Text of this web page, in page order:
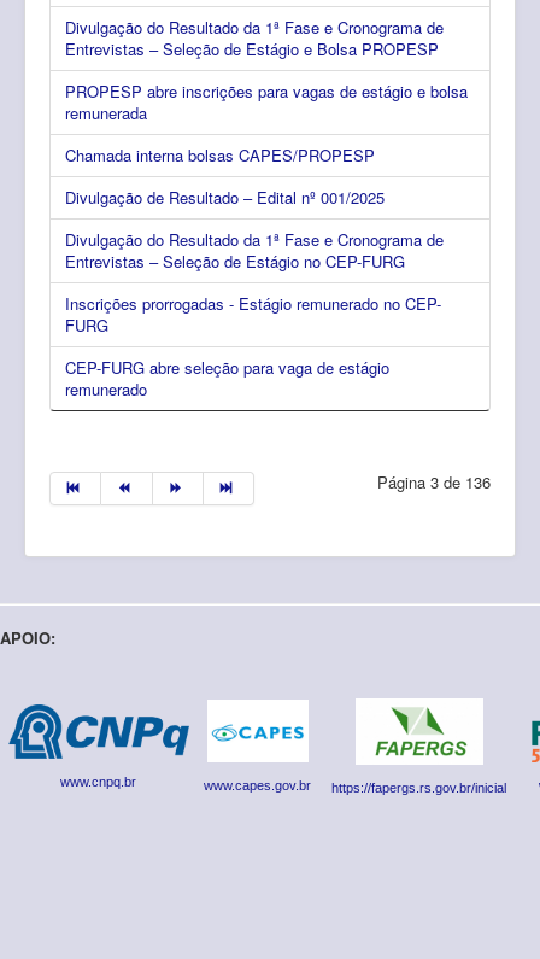
Divulgação do Resultado da 1ª Fase e Cronograma de
Entrevistas – Seleção de Estágio e Bolsa PROPESP
PROPESP abre inscrições para vagas de estágio e bolsa
remunerada
Chamada interna bolsas CAPES/PROPESP
Divulgação de Resultado – Edital nº 001/2025
Divulgação do Resultado da 1ª Fase e Cronograma de
Entrevistas – Seleção de Estágio no CEP-FURG
Inscrições prorrogadas - Estágio remunerado no CEP-
FURG
CEP-FURG abre seleção para vaga de estágio
remunerado
Página 3 de 136
APOIO:
www.cnpq.br www.capes.gov.br https://fapergs.rs.gov.br/inicial